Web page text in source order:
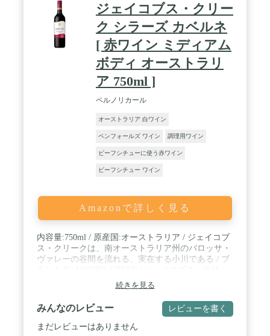
ジェイコブス・クリー
ク シラーズ カベルネ
[ 赤ワイン ミディアム
ボディ オーストラリ
ア 750ml ]
ペルノリカール
オーストラリア 白ワイン
ペンフォールズ ワイン 調理用ワイン
ビーフシチューに使う赤ワイン
ビーフシチュー ワイン
Amazonで詳しく見る
内容量:750ml / 原産国:オーストラリア / ジェイコブ
ス・クリークは、南オーストラリア州のバロッサ・
ヴァレーの谷間を流れる、実在する小川である / ブ
ク) / メーカー名: ペルノリカール
続きを見る
みんなのレビュー レビューを書く
まだレビューはありません